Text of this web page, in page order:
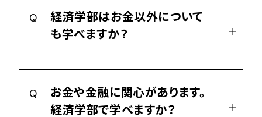
Q
経済学部はお金以外について
も学べますか？
Q
お金や金融に関心があります。
経済学部で学べますか？